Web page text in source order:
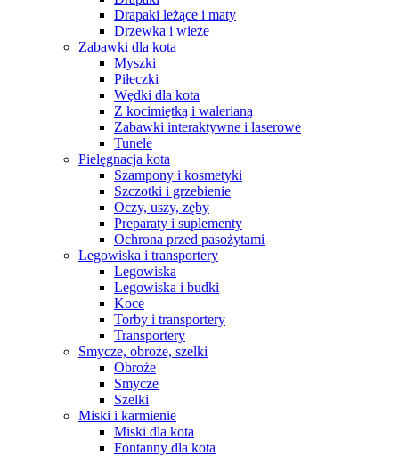
Drapaki leżące i maty
Drzewka i wieże
Zabawki dla kota
Myszki
Piłeczki
Wędki dla kota
Z kocimiętką i walerianą
Zabawki interaktywne i laserowe
Tunele
Pielęgnacja kota
Szampony i kosmetyki
Szczotki i grzebienie
Oczy, uszy, zęby
Preparaty i suplementy
Ochrona przed pasożytami
Legowiska i transportery
Legowiska
Legowiska i budki
Koce
Torby i transportery
Transportery
Smycze, obroże, szelki
Obroże
Smycze
Szelki
Miski i karmienie
Miski dla kota
Fontanny dla kota